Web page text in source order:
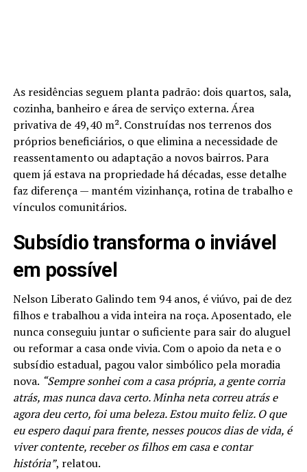
As residências seguem planta padrão: dois quartos, sala,
cozinha, banheiro e área de serviço externa. Área
privativa de 49,40 m². Construídas nos terrenos dos
próprios beneficiários, o que elimina a necessidade de
reassentamento ou adaptação a novos bairros. Para
quem já estava na propriedade há décadas, esse detalhe
faz diferença — mantém vizinhança, rotina de trabalho e
vínculos comunitários.
Subsídio transforma o inviável
em possível
Nelson Liberato Galindo tem 94 anos, é viúvo, pai de dez
filhos e trabalhou a vida inteira na roça. Aposentado, ele
nunca conseguiu juntar o suficiente para sair do aluguel
ou reformar a casa onde vivia. Com o apoio da neta e o
subsídio estadual, pagou valor simbólico pela moradia
nova. “Sempre sonhei com a casa própria, a gente corria
atrás, mas nunca dava certo. Minha neta correu atrás e
agora deu certo, foi uma beleza. Estou muito feliz. O que
eu espero daqui para frente, nesses poucos dias de vida, é
viver contente, receber os filhos em casa e contar
história”, relatou.